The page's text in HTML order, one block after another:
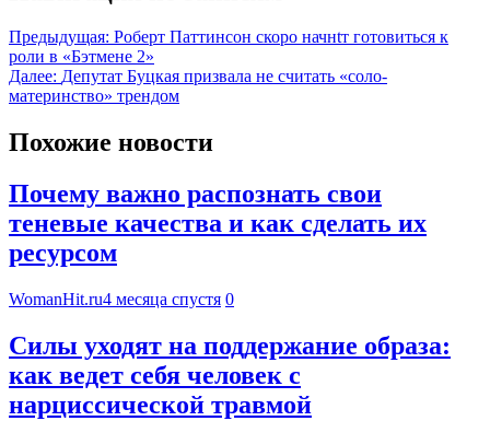
Предыдущая: Роберт Паттинсон скоро начнtт готовиться к
роли в «Бэтмене 2»
Далее: Депутат Буцкая призвала не считать «соло-
материнство» трендом
Похожие новости
Почему важно распознать свои
теневые качества и как сделать их
ресурсом
WomanHit.ru4 месяца спустя 0
Силы уходят на поддержание образа:
как ведет себя человек с
нарциссической травмой